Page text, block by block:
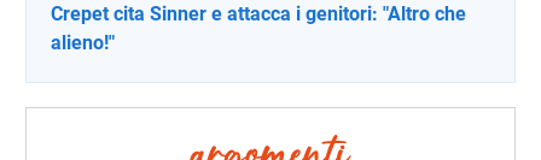
Crepet cita Sinner e attacca i genitori: "Altro che
alieno!"